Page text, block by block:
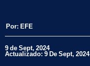
Por: EFE
9 de Sept, 2024
Actualizado: 9 De Sept, 2024